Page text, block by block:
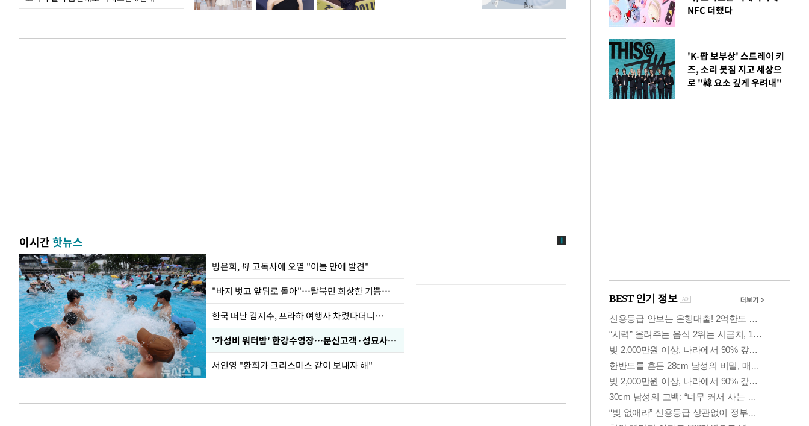
이시간핫뉴스
방은희, 母 고독사에 오열 "이틀 만에 발견"
"바지 벗고 앞뒤로 돌아"…탈북민 회상한 기쁨조 검사
한국 떠난 김지수, 프라하 여행사 차렸다더니…
'가성비 워터밤' 한강수영장…문신고객·성묘사음원 민원
서인영 "환희가 크리스마스 같이 보내자 해"
NFC 더했다
'K-팝 보부상' 스트레이 키
즈, 소리 봇짐 지고 세상으
로 "韓 요소 깊게 우려내"